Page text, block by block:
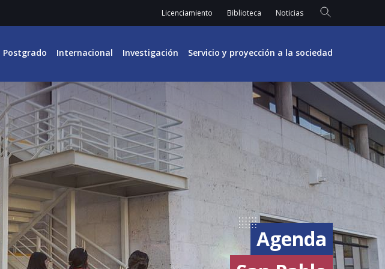
Licenciamiento Biblioteca Noticias
Postgrado Internacional Investigación Servicio y proyección a la sociedad
Agenda